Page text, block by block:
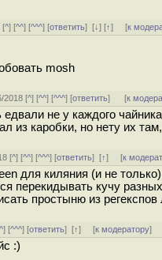
[^] [^^] [^^^] [ответить][↓] [↑] [к
mosh
2018 [^] [^^] [^^^] [ответить] [к
едвали не у каждого
из каробки, но нету их
[^] [^^] [^^^] [ответить][↑] [к
для киляния (и не
перекидывать кучу
простыню из регекспов
] [^^^] [ответить][↑] [к модератору]
:)